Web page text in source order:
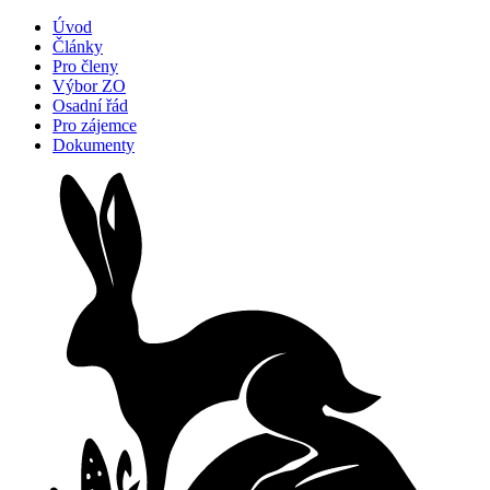
Úvod
Články
Pro členy
Výbor ZO
Osadní řád
Pro zájemce
Dokumenty